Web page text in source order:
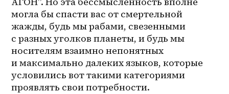
могла бы спасти вас от смертельной
жажды, будь мы рабами, свезенными
с разных уголков планеты, и будь мы
носителям взаимно непонятных
и максимально далеких языков, которые
условились вот такими категориями
проявлять свои потребности.